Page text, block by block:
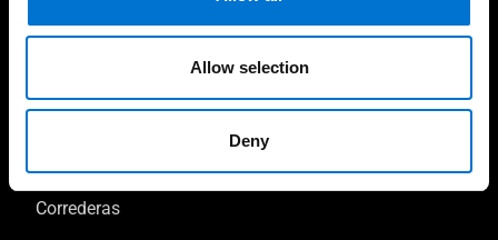
Allow selection
Deny
Nuestras soluciones
Correderas